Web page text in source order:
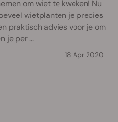
om wiet te kweken! Nu
wietplanten je precies
praktisch advies voor je om
je per ...
18 Apr 2020